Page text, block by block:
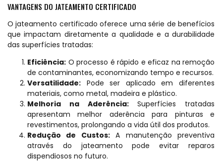
VANTAGENS DO JATEAMENTO CERTIFICADO
O jateamento certificado oferece uma série de benefícios
que impactam diretamente a qualidade e a durabilidade
das superfícies tratadas:
Eficiência: O processo é rápido e eficaz na remoção
de contaminantes, economizando tempo e recursos.
Versatilidade: Pode ser aplicado em diferentes
materiais, como metal, madeira e plástico.
Melhoria na Aderência:Superfícies tratadas
apresentam melhor aderência para pinturas e
revestimentos, prolongando a vida útil dos produtos.
Redução de Custos:A manutenção preventiva
através do jateamento pode evitar reparos
dispendiosos no futuro.